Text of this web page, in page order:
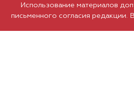
Использование материалов
письменного согласия редакции.